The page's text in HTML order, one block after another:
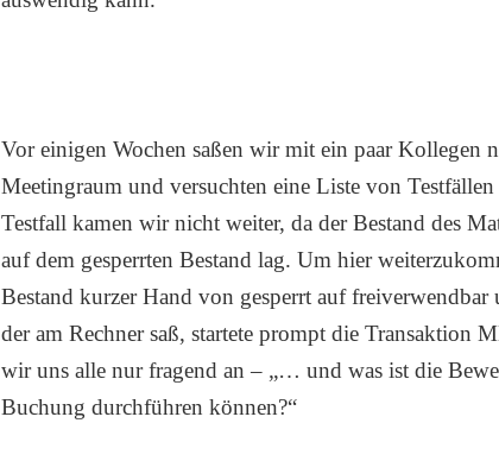
Vor einigen Wochen saßen wir mit ein paar Kollegen
Meetingraum und versuchten eine Liste von
Testfall kamen wir nicht weiter, da der Bestand des
auf dem gesperrten Bestand lag. Um hier
Bestand kurzer Hand von gesperrt auf
der am Rechner saß, startete prompt die Transaktion
wir uns alle nur fragend an – „… und was ist die
Buchung durchführen können?“